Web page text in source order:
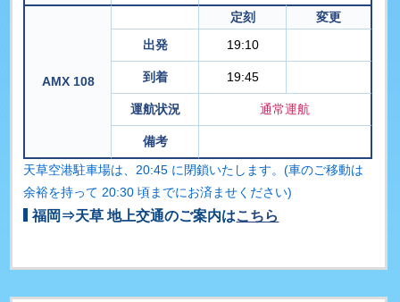
AMX 108
定刻
変更
出発
19:10
到着 19:45
運航状況 通常運航
備考
天草空港駐車場は、20:45 に閉鎖いたします。(車のご移動は
余裕を持って 20:30 頃までにお済ませください)
福岡⇒天草 地上交通のご案内はこちら